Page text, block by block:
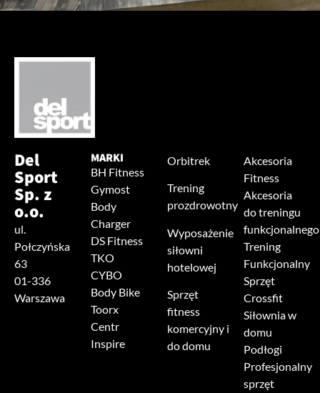
Del
Sport
Sp. z
o.o.
ul.
Połczyńska
63
01-336
Warszawa
MARKI
BH Fitness
Gymost
Body
Charger
DS Fitness
TKO
CYBO
Body Bike
Toorx
Centr
Inspire
Orbitrek
Trening
prozdrowotny
Wyposażenie
siłowni
hotelowej
Sprzęt
fitness
komercyjny i
do domu
Akcesoria
Fitness
Akcesoria
do treningu
funkcjonalnego
Trening
Funkcjonalny
Sprzęt
Crossfit
Siłownia w
domu
Podłogi
Profesjonalny
sprzęt